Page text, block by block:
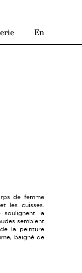
En
de femme
les cuisses.
soulignent la
semblent
la peinture
baigné de